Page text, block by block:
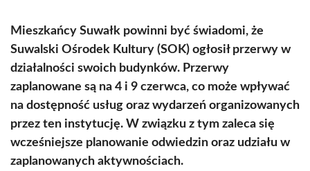
Mieszkańcy Suwałk powinni być świadomi, że
Suwalski Ośrodek Kultury (SOK) ogłosił przerwy w
działalności swoich budynków. Przerwy
zaplanowane są na 4 i 9 czerwca, co może wpływać
na dostępność usług oraz wydarzeń organizowanych
przez ten instytucję. W związku z tym zaleca się
wcześniejsze planowanie odwiedzin oraz udziału w
zaplanowanych aktywnościach.